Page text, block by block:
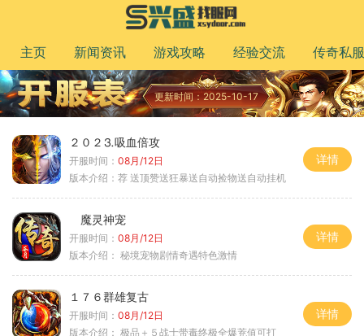
主页 新闻资讯 游戏攻略 经验交流 传奇私服
更新时间：2025-10-17
２０２⒊吸血倍攻
开服时间： 08月/12日
版本介绍： 荐 送顶赞送狂暴送自动捡物送自动挂机
详情
魔灵神宠
开服时间： 08月/12日
版本介绍： 秘境宠物剧情奇遇特色激情
详情
１７６群雄复古
开服时间： 08月/12日
版本介绍： 极品＋５战士带毒终极全爆茺值可打
详情